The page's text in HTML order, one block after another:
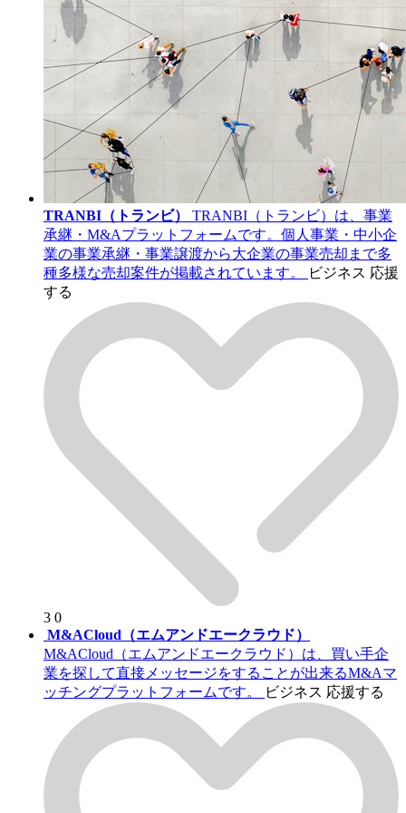
TRANBI（トランビ）
TRANBI（トランビ）は、事業
承継・M&Aプラットフォームです。個人事業・中小企
業の事業承継・事業譲渡から大企業の事業売却まで多
種多様な売却案件が掲載されています。
ビジネス 応援
する
3 0
M&ACloud（エムアンドエークラウド）
M&ACloud（エムアンドエークラウド）は、買い手企
業を探して直接メッセージをすることが出来るM&Aマ
ッチングプラットフォームです。
ビジネス 応援する